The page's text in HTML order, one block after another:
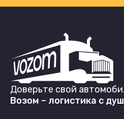
Доверьте свой
Возом – логистика с